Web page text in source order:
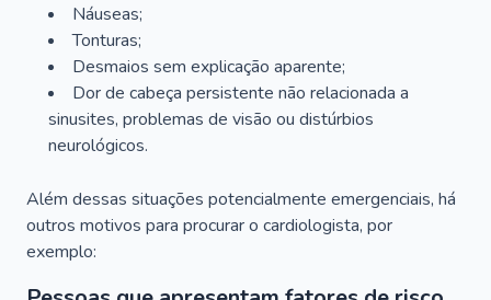
Náuseas;
Tonturas;
Desmaios sem explicação aparente;
Dor de cabeça persistente não relacionada a
sinusites, problemas de visão ou distúrbios
neurológicos.
Além dessas situações potencialmente emergenciais, há
outros motivos para procurar o cardiologista, por
exemplo: